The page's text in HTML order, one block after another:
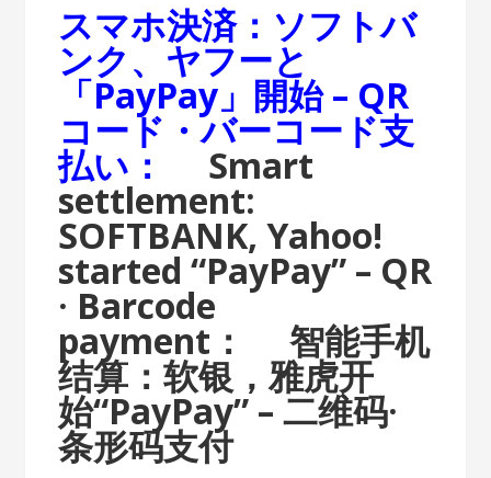
スマホ決済：ソフトバ
ンク、ヤフーと
「PayPay」開始 – QR
コード・バーコード支
払い： Smart
settlement:
SOFTBANK, Yahoo!
started “PayPay” – QR
· Barcode
payment： 智能手机
结算：软银，雅虎开
始“PayPay” – 二维码·
条形码支付